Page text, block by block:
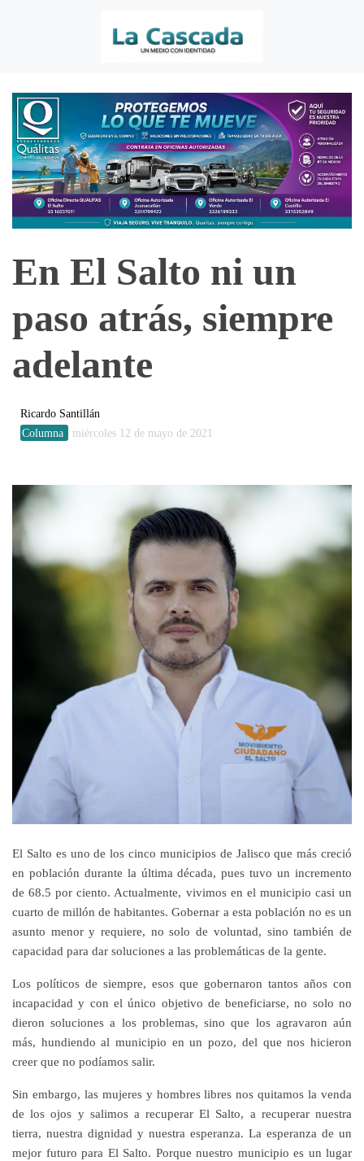
En El Salto ni un
paso atrás, siempre
adelante
Ricardo Santillán
Columna
miércoles 12 de mayo de 2021
El Salto es uno de los cinco municipios de Jalisco que más creció
en población durante la última década, pues tuvo un incremento
de 68.5 por ciento. Actualmente, vivimos en el municipio casi un
cuarto de millón de habitantes. Gobernar a esta población no es un
asunto menor y requiere, no solo de voluntad, sino también de
capacidad para dar soluciones a las problemáticas de la gente.
Los políticos de siempre, esos que gobernaron tantos años con
incapacidad y con el único objetivo de beneficiarse, no solo no
dieron soluciones a los problemas, sino que los agravaron aún
más, hundiendo al municipio en un pozo, del que nos hicieron
creer que no podíamos salir.
Sin embargo, las mujeres y hombres libres nos quitamos la venda
de los ojos y salimos a recuperar El Salto, a recuperar nuestra
tierra, nuestra dignidad y nuestra esperanza. La esperanza de un
mejor futuro para El Salto. Porque nuestro municipio es un lugar